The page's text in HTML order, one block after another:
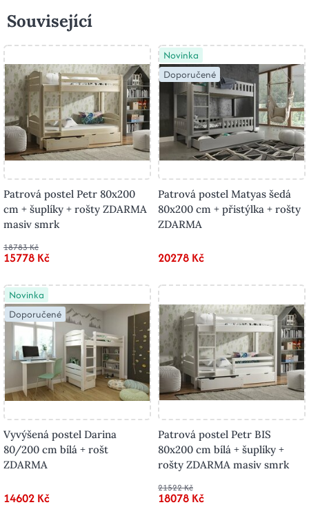
Související
Patrová postel Petr 80x200
cm + šuplíky + rošty ZDARMA
masiv smrk
18783 Kč
15778 Kč
Novinka
Doporučené
Patrová postel Matyas šedá
80x200 cm + přistýlka + rošty
ZDARMA
20278 Kč
Novinka
Doporučené
Vyvýšená postel Darina
80/200 cm bílá + rošt
ZDARMA
14602 Kč
Patrová postel Petr BIS
80x200 cm bílá + šuplíky +
rošty ZDARMA masiv smrk
21522 Kč
18078 Kč